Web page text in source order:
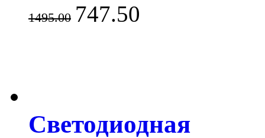
1495.00 747.50
Светодиодная